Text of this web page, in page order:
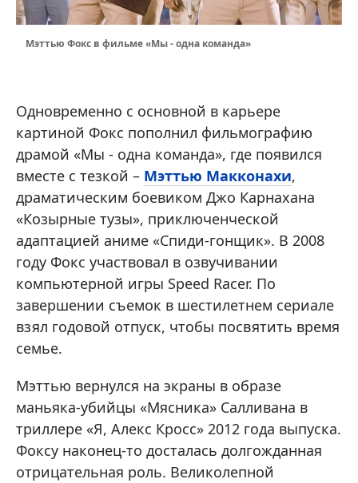
Мэттью Фокс в фильме «Мы - одна команда»
Одновременно с основной в карьере
картиной Фокс пополнил фильмографию
драмой «Мы - одна команда», где появился
вместе с тезкой – Мэттью Макконахи,
драматическим боевиком Джо Карнахана
«Козырные тузы», приключенческой
адаптацией аниме «Спиди-гонщик». В 2008
году Фокс участвовал в озвучивании
компьютерной игры Speed Racer. По
завершении съемок в шестилетнем сериале
взял годовой отпуск, чтобы посвятить время
семье.
Мэттью вернулся на экраны в образе
маньяка-убийцы «Мясника» Салливана в
триллере «Я, Алекс Кросс» 2012 года выпуска.
Фоксу наконец-то досталась долгожданная
отрицательная роль. Великолепной